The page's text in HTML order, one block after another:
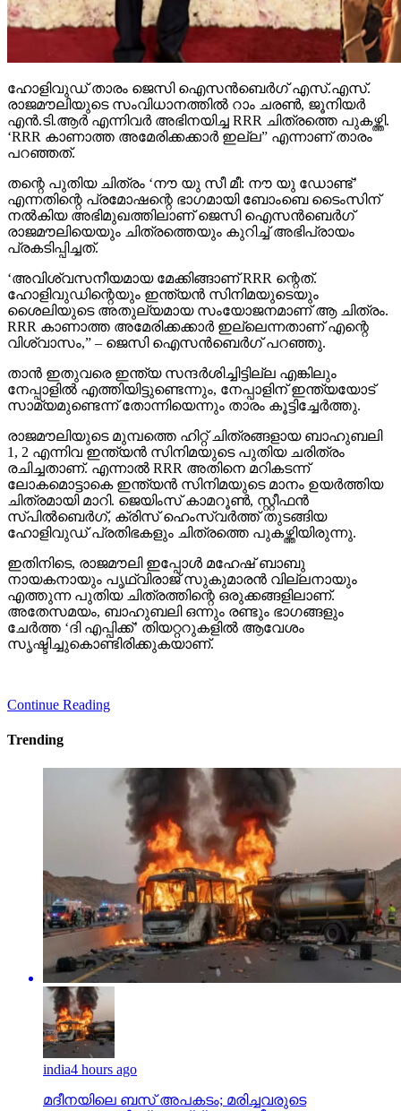
ഹോളിവുഡ് താരം ജെസി ഐസന്‍ബെര്‍ഗ് എസ്.എസ്.
രാജമൗലിയുടെ സംവിധാനത്തില്‍ റാം ചരണ്‍, ജൂനിയര്‍
എന്‍.ടി.ആര്‍ എന്നിവര്‍ അഭിനയിച്ച RRR ചിത്രത്തെ പുകഴ്ത്തി.
‘RRR കാണാത്ത അമേരിക്കക്കാര്‍ ഇല്ല” എന്നാണ് താരം
പറഞ്ഞത്.
തന്റെ പുതിയ ചിത്രം ‘നൗ യു സീ മീ: നൗ യു ഡോണ്ട്’
എന്നതിന്റെ പ്രമോഷന്റെ ഭാഗമായി ബോംബെ ടൈംസിന്
നല്‍കിയ അഭിമുഖത്തിലാണ് ജെസി ഐസന്‍ബെര്‍ഗ്
രാജമൗലിയെയും ചിത്രത്തെയും കുറിച്ച് അഭിപ്രായം
പ്രകടിപ്പിച്ചത്.
‘അവിശ്വസനീയമായ മേക്കിങ്ങാണ് RRR ന്റെത്.
ഹോളിവുഡിന്റെയും ഇന്ത്യന്‍ സിനിമയുടെയും
ശൈലിയുടെ അതുല്യമായ സംയോജനമാണ് ആ ചിത്രം.
RRR കാണാത്ത അമേരിക്കക്കാര്‍ ഇല്ലെന്നതാണ് എന്റെ
വിശ്വാസം,” – ജെസി ഐസന്‍ബെര്‍ഗ് പറഞ്ഞു.
താന്‍ ഇതുവരെ ഇന്ത്യ സന്ദര്‍ശിച്ചിട്ടില്ല എങ്കിലും
നേപ്പാളില്‍ എത്തിയിട്ടുണ്ടെന്നും, നേപ്പാളിന് ഇന്ത്യയോട്
സാമ്യമുണ്ടെന്ന് തോന്നിയെന്നും താരം കൂട്ടിച്ചേര്‍ത്തു.
രാജമൗലിയുടെ മുമ്പത്തെ ഹിറ്റ് ചിത്രങ്ങളായ ബാഹുബലി
1, 2 എന്നിവ ഇന്ത്യന്‍ സിനിമയുടെ പുതിയ ചരിത്രം
രചിച്ചതാണ്. എന്നാല്‍ RRR അതിനെ മറികടന്ന്
ലോകമൊട്ടാകെ ഇന്ത്യന്‍ സിനിമയുടെ മാനം ഉയര്‍ത്തിയ
ചിത്രമായി മാറി. ജെയിംസ് കാമറൂണ്‍, സ്റ്റീഫന്‍
സ്പില്‍ബെര്‍ഗ്, ക്രിസ് ഹെംസ്വര്‍ത്ത് തുടങ്ങിയ
ഹോളിവുഡ് പ്രതിഭകളും ചിത്രത്തെ പുകഴ്ത്തിയിരുന്നു.
ഇതിനിടെ, രാജമൗലി ഇപ്പോള്‍ മഹേഷ് ബാബു
നായകനായും പൃഥ്വിരാജ് സുകുമാരന്‍ വില്ലനായും
എത്തുന്ന പുതിയ ചിത്രത്തിന്റെ ഒരുക്കങ്ങളിലാണ്.
അതേസമയം, ബാഹുബലി ഒന്നും രണ്ടും ഭാഗങ്ങളും
ചേര്‍ത്ത ‘ദി എപ്പിക്ക്’ തിയറ്ററുകളില്‍ ആവേശം
സൃഷ്ടിച്ചുകൊണ്ടിരിക്കുകയാണ്.
Continue Reading
Trending
india4 hours ago
മദീനയിലെ ബസ് അപകടം; മരിച്ചവരുടെ